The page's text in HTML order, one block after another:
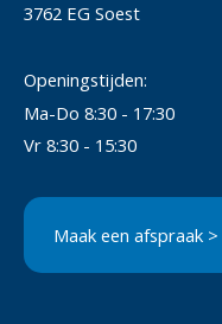
3762 EG Soest
Openingstijden:
Ma-Do 8:30 - 17:30
Vr 8:30 - 15:30
Maak een afspraak >